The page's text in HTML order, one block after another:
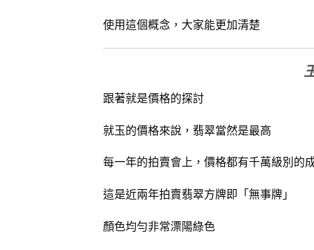
使用這個概念，大家能更加清楚
跟著就是價格的探討
就玉的價格來說，翡翠當然是最高
每一年的拍賣會上，價格都有千萬級別的
這是近兩年拍賣翡翠方牌即「無事牌」
顏色均勻非常漂陽綠色